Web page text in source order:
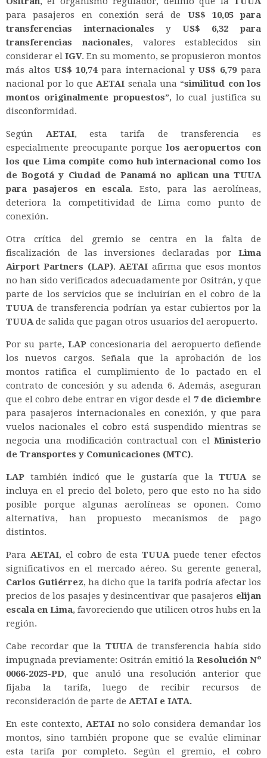
para pasajeros en conexión será de US$ 10,05 para
transferencias internacionales y US$ 6,32 para
transferencias nacionales, valores establecidos sin
considerar el IGV. En su momento, se propusieron montos
más altos US$ 10,74para internacional yUS$ 6,79para
nacional por lo queAETAI señala una “similitud con los
montos originalmente propuestos”, lo cual justifica su
disconformidad.
Según AETAI, esta tarifa de transferencia es
especialmente preocupante porquelos aeropuertos con
los que Lima compite como hub internacional como los
de Bogotá y Ciudad de Panamá no aplican una TUUA
para pasajeros en escala. Esto, para las aerolíneas,
deteriora la competitividad de Lima como punto de
conexión.
Otra crítica del gremio se centra en la falta de
fiscalización de las inversiones declaradas por Lima
Airport Partners (LAP).AETAI afirma que esos montos
no han sido verificados adecuadamente por Ositrán, y que
parte de los servicios que se incluirían en el cobro de la
TUUAde transferencia podrían ya estar cubiertos por la
TUUAde salida que pagan otros usuarios del aeropuerto.
Por su parte, LAPconcesionaria del aeropuerto defiende
los nuevos cargos. Señala que la aprobación de los
montos ratifica el cumplimiento de lo pactado en el
contrato de concesión y su adenda 6. Además, aseguran
que el cobro debe entrar en vigor desde el 7 de diciembre
para pasajeros internacionales en conexión, y que para
vuelos nacionales el cobro está suspendido mientras se
negocia una modificación contractual con el Ministerio
de Transportes y Comunicaciones (MTC).
LAP también indicó que le gustaría que laTUUAse
incluya en el precio del boleto, pero que esto no ha sido
posible porque algunas aerolíneas se oponen. Como
alternativa, han propuesto mecanismos de pago
distintos.
Para AETAI, el cobro de estaTUUApuede tener efectos
significativos en el mercado aéreo. Su gerente general,
Carlos Gutiérrez, ha dicho que la tarifa podría afectar los
precios de los pasajes y desincentivar que pasajeros elijan
escala en Lima, favoreciendo que utilicen otros hubs en la
región.
Cabe recordar que la TUUAde transferencia había sido
impugnada previamente: Ositrán emitió la Resolución Nº
0066-2025-PD, que anuló una resolución anterior que
fijaba la tarifa, luego de recibir recursos de
reconsideración de parte de AETAI e IATA.
En este contexto, AETAIno solo considera demandar los
montos, sino también propone que se evalúe eliminar
esta tarifa por completo. Según el gremio, el cobro